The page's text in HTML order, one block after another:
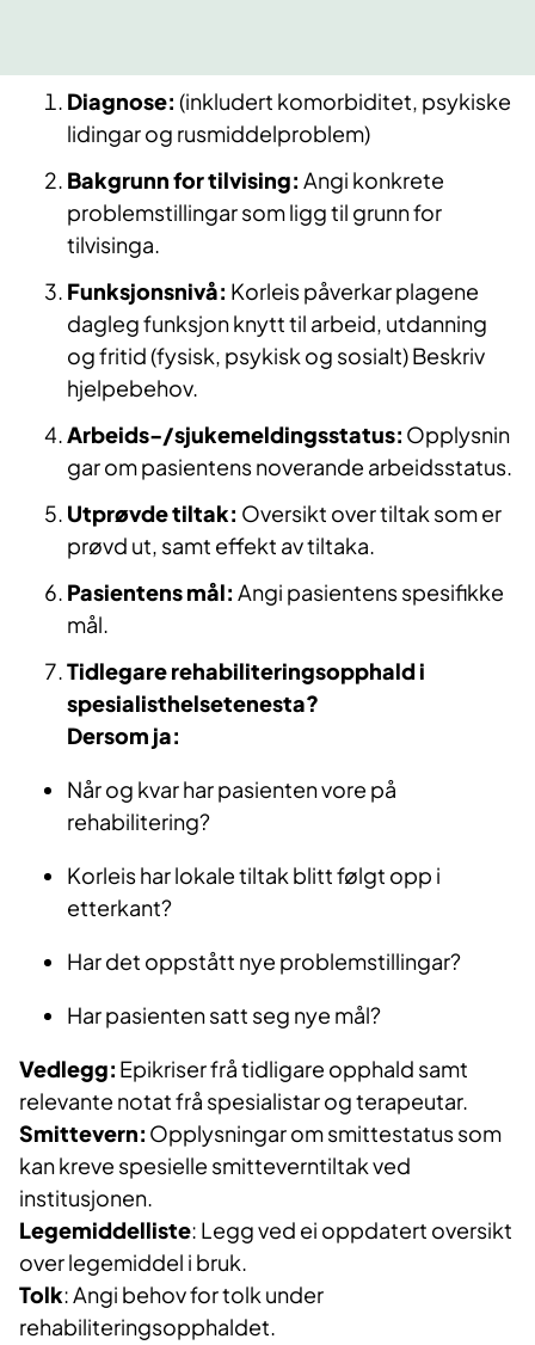
Diagnose: (inkludert komorbiditet, psykiske
lidingar og rusmiddelproblem)
Bakgrunn for tilvising: Angi konkrete
problemstillingar som ligg til grunn for
tilvisinga.
Funksjonsnivå: Korleis påverkar plagene
dagleg funksjon knytt til arbeid, utdanning
og fritid (fysisk, psykisk og sosialt) Beskriv
hjelpebehov.
Arbeids-/sjukemeldingsstatus: Opplysnin
gar om pasientens noverande arbeidsstatus.
Utprøvde tiltak: Oversikt over tiltak som er
prøvd ut, samt effekt av tiltaka.
Pasientens mål: Angi pasientens spesifikke
mål.
Tidlegare rehabiliteringsopphald i
spesialisthelsetenesta?
Dersom ja:
Når og kvar har pasienten vore på
rehabilitering?
Korleis har lokale tiltak blitt følgt opp i
etterkant?
Har det oppstått nye problemstillingar?
Har pasienten satt seg nye mål?
Vedlegg: Epikriser frå tidligare opphald samt
relevante notat frå spesialistar og terapeutar.
Smittevern: Opplysningar om smittestatus som
kan kreve spesielle smitteverntiltak ved
institusjonen.
Legemiddelliste: Legg ved ei oppdatert oversikt
over legemiddel i bruk.
Tolk: Angi behov for tolk under
rehabiliteringsopphaldet.